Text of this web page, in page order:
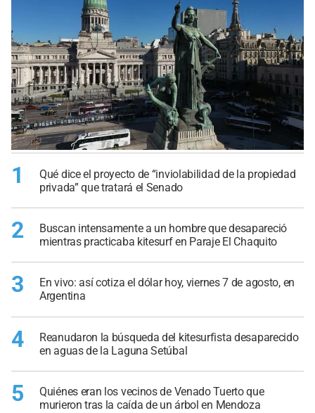
1
Qué dice el proyecto de “inviolabilidad de la propiedad
privada” que tratará el Senado
2
Buscan intensamente a un hombre que desapareció
mientras practicaba kitesurf en Paraje El Chaquito
3
En vivo: así cotiza el dólar hoy, viernes 7 de agosto, en
Argentina
4
Reanudaron la búsqueda del kitesurfista desaparecido
en aguas de la Laguna Setúbal
5
Quiénes eran los vecinos de Venado Tuerto que
murieron tras la caída de un árbol en Mendoza